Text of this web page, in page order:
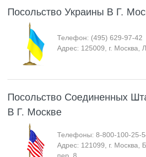
Посольство Украины В Г.
Телефон: (495) 629-97-42
Адрес: 125009, г. Москва,
Посольство Соединенных
В Г. Москве
Телефоны: 8-800-100-25-
Адрес: 121099, г. Москва,
пер, 8